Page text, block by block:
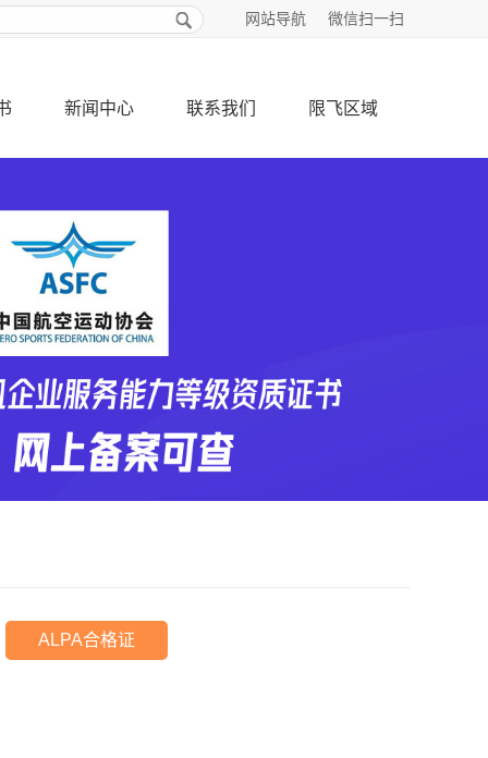
微信扫一扫
网站导航
新闻中心 联系我们 限飞区域
ALPA合格证